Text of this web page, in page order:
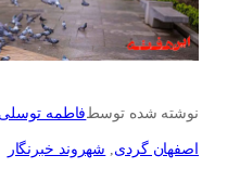
نوشته شده توسطفاطمه
اصفهان گردی, شهروند خبرنگار